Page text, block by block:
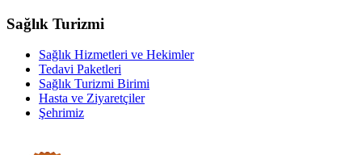
Sağlık Turizmi
Sağlık Hizmetleri ve Hekimler
Tedavi Paketleri
Sağlık Turizmi Birimi
Hasta ve Ziyaretçiler
Şehrimiz